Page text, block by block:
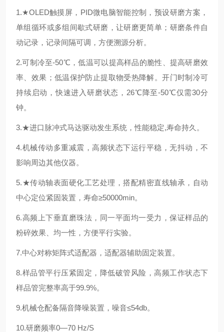
1.★OLED触摸屏，PID微电脑智能控制，预设研磨方案，
单组循环或多组间歇式研磨，让研磨更简单；研磨条件自
动记录，记录间隔可调，方便溯源分析。
2.可制冷至-50℃，低温可以提高样品的脆性、提高研磨效
率、效果；低温保护防止提取物受热降解。开门时制冷可
持续启动，快速进入研磨状态，26℃降至-50℃仅需30分
钟。
3.★进口脉冲式马达驱动发生系统，性能稳定,寿命持久。
4.机械传动多重减震，高频状态下运行平稳，无抖动，不
影响周边其他仪器。
5.★传动轴表面硬化工艺处理，搭配精密直线轴承，自动
中心定位紧固装置，寿命≥50000min。
6.高频上下垂直磨珠法，同一平面均一受力，保证样品的
粉碎效果、均一性，方便平行实验。
7.中心对称矩阵式适配器，适配器辅助固定装置。
8.样品管平行压紧固定，降低破管风险，高频工作状态下
样品管完整率高于99.9%。
9.机械仓配备隔音降噪装置，噪音≤54db。
10.研磨频率0—70 Hz/S